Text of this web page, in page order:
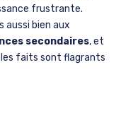
frustrante.
aussi bien aux
secondaires, et
faits sont flagrants